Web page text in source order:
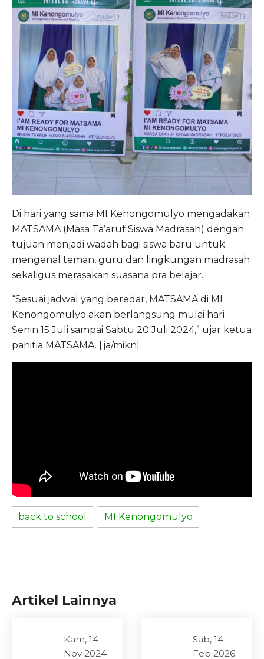
Di hari yang sama MI Kenongomulyo mengadakan
MATSAMA (Masa Ta’aruf Siswa Madrasah) dengan
tujuan menjadi wadah bagi siswa baru untuk
mengenal teman, guru dan lingkungan madrasah
sekaligus merasakan suasana pra belajar.
“Sesuai jadwal yang beredar, MATSAMA di MI
Kenongomulyo akan berlangsung mulai hari
Senin 15 Juli sampai Sabtu 20 Juli 2024,” ujar ketua
panitia MATSAMA. [ja/mikn]
back to school MI Kenongomulyo
Artikel Lainnya
Kam, 14
Nov 2024
Sab, 14
Feb 2026